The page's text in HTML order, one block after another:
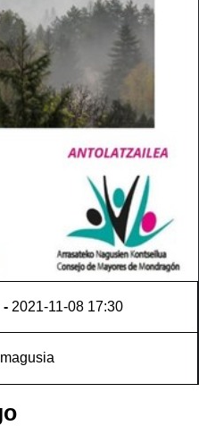
- 2021-11-08 17:30